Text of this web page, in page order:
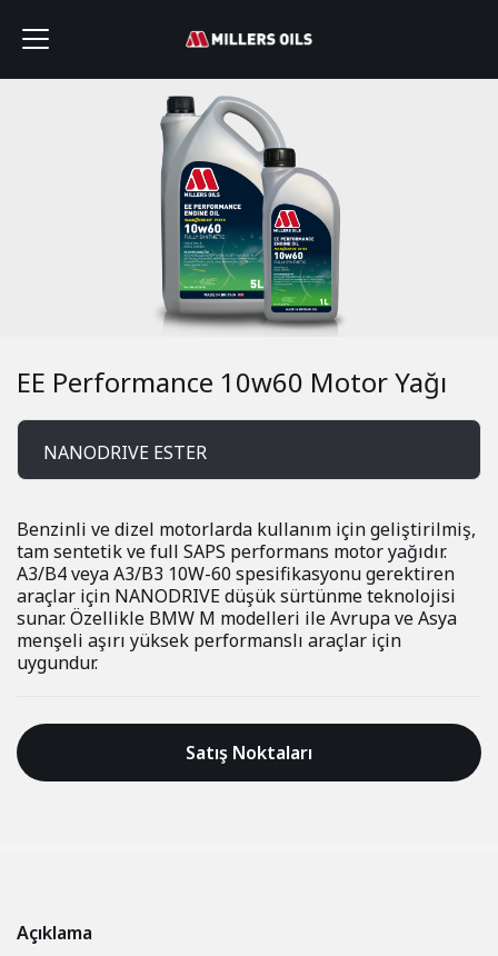
EE Performance 10w60 Motor Yağı
NANODRIVE ESTER
Benzinli ve dizel motorlarda kullanım için geliştirilmiş,
tam sentetik ve full SAPS performans motor yağıdır.
A3/B4 veya A3/B3 10W-60 spesifikasyonu gerektiren
araçlar için NANODRIVE düşük sürtünme teknolojisi
sunar. Özellikle BMW M modelleri ile Avrupa ve Asya
menşeli aşırı yüksek performanslı araçlar için
uygundur.
Satış Noktaları
Açıklama